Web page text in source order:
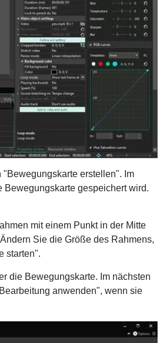
erstellen". Im
Bewegungskarte gespeichert wird.
mit einem Punkt in der Mitte
Sie die Größe des Rahmens,
starten".
die Bewegungskarte. Im nächsten
anwenden", wenn sie